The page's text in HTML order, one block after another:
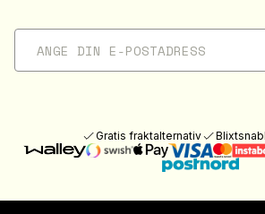
Gratis fraktalternativ